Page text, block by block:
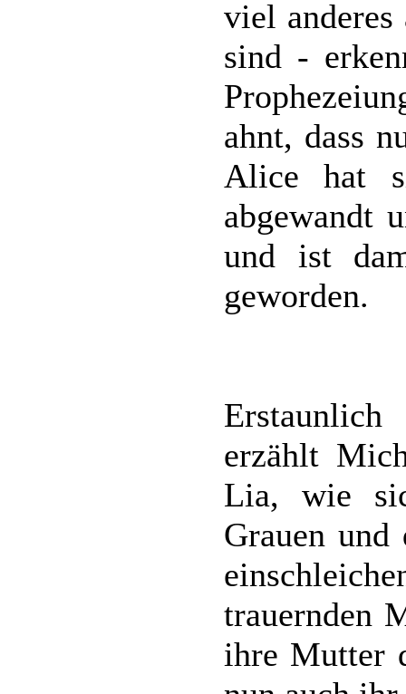
viel
sind -
ahnt, dass
Alice hat
abgewandt
und ist
geworden.
erzählt
Lia, wie
Grauen
trauernden
ihre Mutter